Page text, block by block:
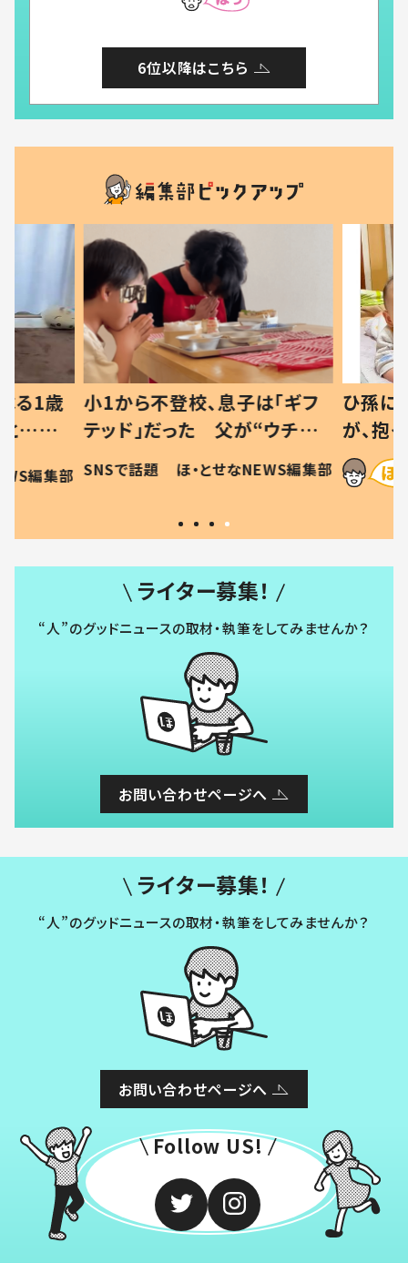
6位以降はこちら
る1歳
…母
現行
編集部
小1から不登校、息子は「ギフ
テッド」だった 父が“ウチ給
食”を作り続ける理由とは #令
和の親 #令和の子
SNSで話題 ほ・とせなNEWS編集部
ひ孫に
が、抱
に「涙
方ない」
ライター募集！
“人”のグッドニュースの取材・執筆をしてみませんか？
お問い合わせページへ
ライター募集！
“人”のグッドニュースの取材・執筆をしてみませんか？
お問い合わせページへ
Follow US!